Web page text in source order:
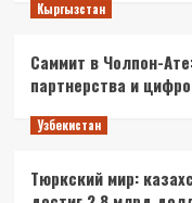
Кыргызстан
Саммит в Чолпон-
партнерства и
Узбекистан
Тюркский мир: